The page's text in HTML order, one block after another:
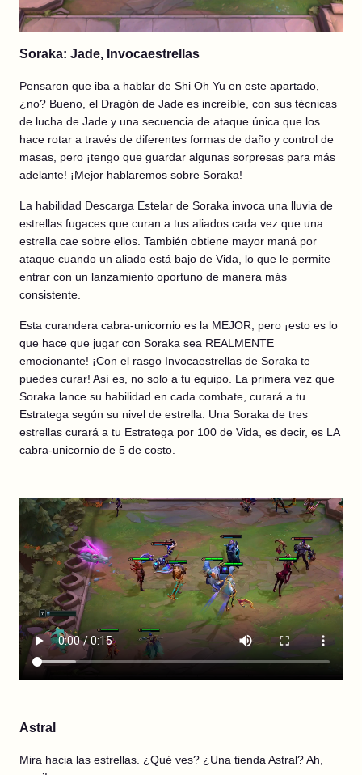
Soraka: Jade, Invocaestrellas
Pensaron que iba a hablar de Shi Oh Yu en este apartado,
¿no? Bueno, el Dragón de Jade es increíble, con sus técnicas
de lucha de Jade y una secuencia de ataque única que los
hace rotar a través de diferentes formas de daño y control de
masas, pero ¡tengo que guardar algunas sorpresas para más
adelante! ¡Mejor hablaremos sobre Soraka!
La habilidad Descarga Estelar de Soraka invoca una lluvia de
estrellas fugaces que curan a tus aliados cada vez que una
estrella cae sobre ellos. También obtiene mayor maná por
ataque cuando un aliado está bajo de Vida, lo que le permite
entrar con un lanzamiento oportuno de manera más
consistente.
Esta curandera cabra-unicornio es la MEJOR, pero ¡esto es lo
que hace que jugar con Soraka sea REALMENTE
emocionante! ¡Con el rasgo Invocaestrellas de Soraka te
puedes curar! Así es, no solo a tu equipo. La primera vez que
Soraka lance su habilidad en cada combate, curará a tu
Estratega según su nivel de estrella. Una Soraka de tres
estrellas curará a tu Estratega por 100 de Vida, es decir, es LA
cabra-unicornio de 5 de costo.
Astral
Mira hacia las estrellas. ¿Qué ves? ¿Una tienda Astral? Ah,